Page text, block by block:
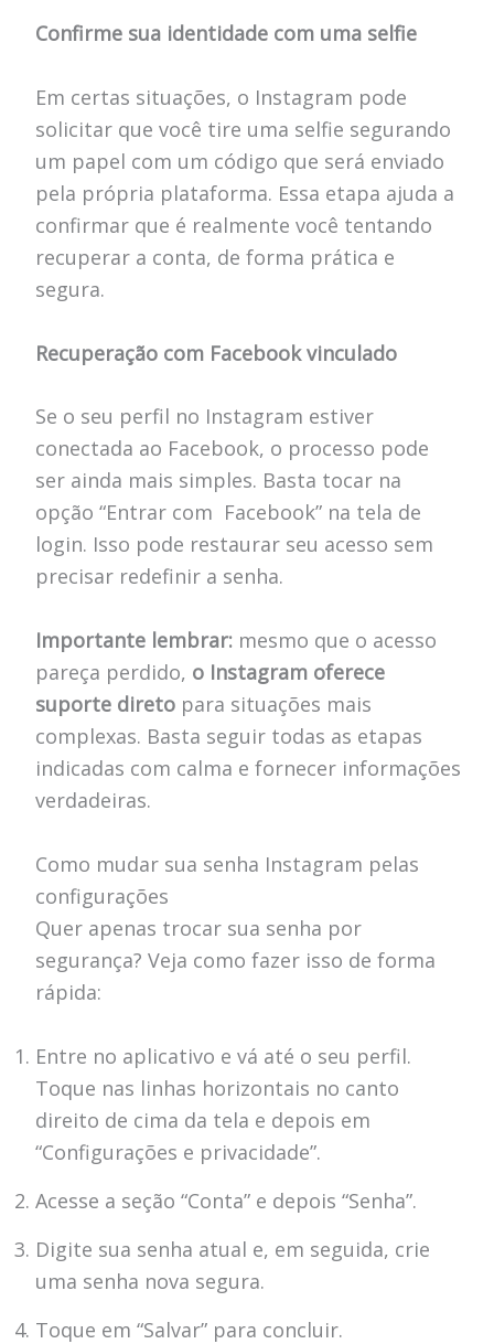
Confirme sua identidade com uma selfie
Em certas situações, o Instagram pode
solicitar que você tire uma selfie segurando
um papel com um código que será enviado
pela própria plataforma. Essa etapa ajuda a
confirmar que é realmente você tentando
recuperar a conta, de forma prática e
segura.
Recuperação com Facebook vinculado
Se o seu perfil no Instagram estiver
conectada ao Facebook, o processo pode
ser ainda mais simples. Basta tocar na
opção “Entrar com Facebook” na tela de
login. Isso pode restaurar seu acesso sem
precisar redefinir a senha.
Importante lembrar:mesmo que o acesso
pareça perdido, o Instagram oferece
suporte diretopara situações mais
complexas. Basta seguir todas as etapas
indicadas com calma e fornecer informações
verdadeiras.
Como mudar sua senha Instagram pelas
configurações
Quer apenas trocar sua senha por
segurança? Veja como fazer isso de forma
rápida:
Entre no aplicativo e vá até o seu perfil.
Toque nas linhas horizontais no canto
direito de cima da tela e depois em
“Configurações e privacidade”.
Acesse a seção “Conta” e depois “Senha”.
Digite sua senha atual e, em seguida, crie
uma senha nova segura.
Toque em “Salvar” para concluir.